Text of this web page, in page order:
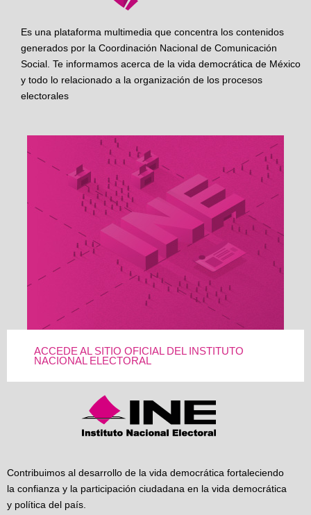
Es una plataforma multimedia que concentra los contenidos
generados por la Coordinación Nacional de Comunicación
Social. Te informamos acerca de la vida democrática de México
y todo lo relacionado a la organización de los procesos
electorales
ACCEDE AL SITIO OFICIAL DEL INSTITUTO
NACIONAL ELECTORAL
Contribuimos al desarrollo de la vida democrática fortaleciendo
la confianza y la participación ciudadana en la vida democrática
y política del país.